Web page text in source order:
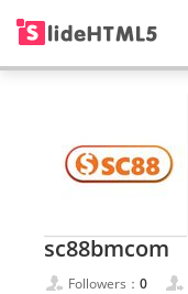
sc88bmcom
Followers： 0